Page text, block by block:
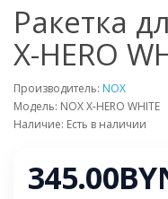
Ракетка
X-HERO
Производитель: NOX
Модель: NOX X-HERO WHITE
Наличие: Есть в наличии